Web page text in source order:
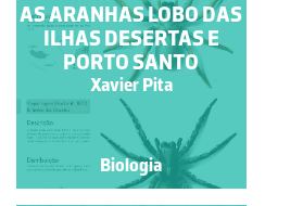
ARANHA-SALTADORA
Natacha Martinho
Biologia
AS ARANHAS LOBO DAS
ILHAS DESERTAS E
PORTO SANTO
Xavier Pita
Biologia